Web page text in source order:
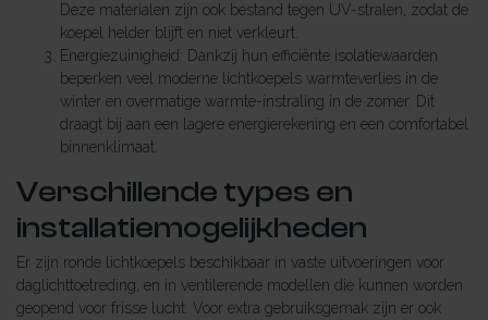
Deze materialen zijn ook bestand tegen UV-stralen, zodat de
koepel helder blijft en niet verkleurt.
Energiezuinigheid: Dankzij hun efficiënte isolatiewaarden
beperken veel moderne lichtkoepels warmteverlies in de
winter en overmatige warmte-instraling in de zomer. Dit
draagt bij aan een lagere energierekening en een comfortabel
binnenklimaat.
Verschillende types en
installatiemogelijkheden
Er zijn ronde lichtkoepels beschikbaar in vaste uitvoeringen voor
daglichttoetreding, en in ventilerende modellen die kunnen worden
geopend voor frisse lucht. Voor extra gebruiksgemak zijn er ook